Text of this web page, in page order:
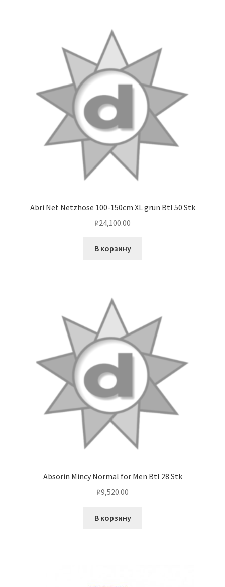
Abri Net Netzhose 100-150cm XL grün Btl 50 Stk
₽24,100.00
В корзину
Absorin Mincy Normal for Men Btl 28 Stk
₽9,520.00
В корзину